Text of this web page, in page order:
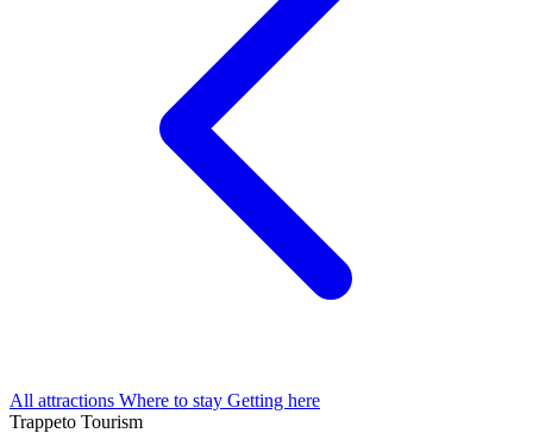
All attractions Where to stay Getting here
Trappeto Tourism